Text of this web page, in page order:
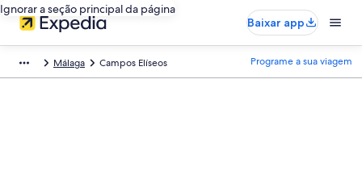
Ignorar a seção principal da página
Baixar app
Málaga Campos Elíseos Programe a sua viagem